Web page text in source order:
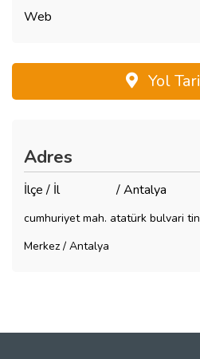
Web
Yol
Adres
İlçe / İl / Antalya
cumhuriyet mah. atatürk bulvari
Merkez / Antalya